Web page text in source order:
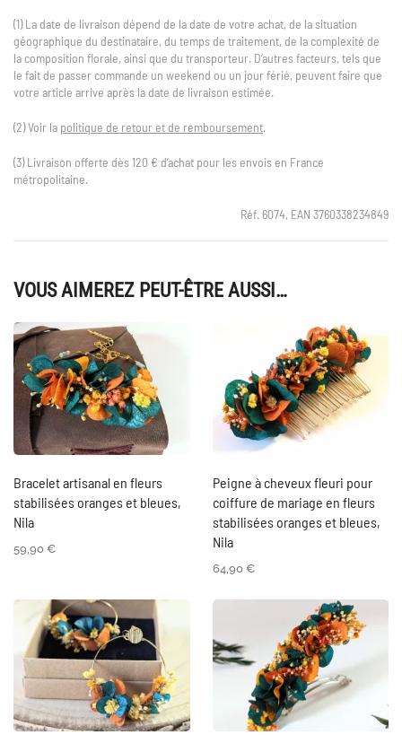
(1) La date de livraison dépend de la date de votre achat, de la situation
géographique du destinataire, du temps de traitement, de la complexité de
la composition florale, ainsi que du transporteur. D’autres facteurs, tels que
le fait de passer commande un weekend ou un jour férié, peuvent faire que
votre article arrive après la date de livraison estimée.
(2) Voir la politique de retour et de remboursement.
(3) Livraison offerte dès 120 € d’achat pour les envois en France
métropolitaine.
Réf. 6074, EAN 3760338234849
VOUS AIMEREZ PEUT-ÊTRE AUSSI…
Bracelet artisanal en fleurs
stabilisées oranges et bleues,
Nila
59,90 €
Peigne à cheveux fleuri pour
coiffure de mariage en fleurs
stabilisées oranges et bleues,
Nila
64,90 €